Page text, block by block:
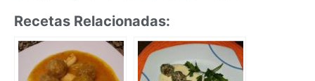
Recetas Relacionadas: